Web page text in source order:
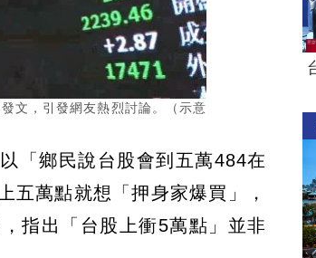
文，引發網友熱烈討論。（示意
「鄉民說台股會到五萬484在
五萬點就想「押身家爆買」，
指出「台股上衝5萬點」並非